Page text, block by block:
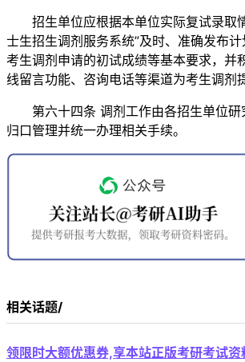
招生单位应根据本单位实际复试录取
士生招生调剂服务系统”及时、准确发布
考生调剂申请的初试成绩等基本要求，并
线留言功能、咨询电话等渠道为考生调剂
第六十四条 调剂工作由各招生单位研
归口管理并统一办理相关手续。
相关话题/
领限时大额优惠券,享本站正版考研考试资